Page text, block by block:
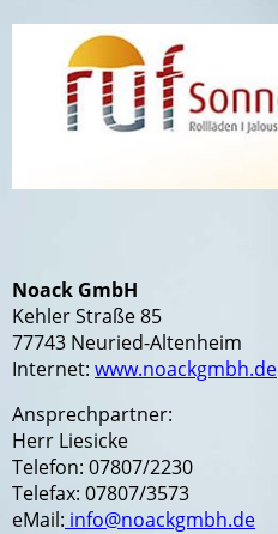
Noack GmbH
Kehler Straße 85
77743 Neuried-Altenheim
Internet: www.noackgmbh.de
Ansprechpartner:
Herr Liesicke
Telefon: 07807/2230
Telefax: 07807/3573
eMail: info@noackgmbh.de